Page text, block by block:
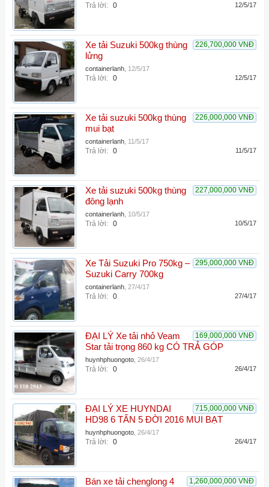
Trả lời: 0 12/5/17
226,700,000 VNĐ
Xe tải Suzuki 500kg thùng
lửng
containerlanh 12/5/17
Trả lời: 0 12/5/17
226,000,000 VNĐ
Xe tải suzuki 500kg thùng
mui bạt
containerlanh 11/5/17
Trả lời: 0 11/5/17
227,000,000 VNĐ
Xe tải suzuki 500kg thùng
đông lạnh
containerlanh 10/5/17
Trả lời: 0 10/5/17
295,000,000 VNĐ
Xe Tải Suzuki Pro 750kg –
Suzuki Carry 700kg
containerlanh 27/4/17
Trả lời: 0 27/4/17
169,000,000 VNĐ
ĐẠI LÝ Xe tải nhỏ Veam
Star tải trọng 860 kg CÓ TRẢ GÓP
huynhphuongoto 26/4/17
Trả lời: 0 26/4/17
715,000,000 VNĐ
ĐẠI LÝ XE HUYNDAI
HD98 6 TẤN 5 ĐỜI 2016 MUI BẠT
huynhphuongoto 26/4/17
Trả lời: 0 26/4/17
1,260,000,000 VNĐ
Bán xe tải chenglong 4